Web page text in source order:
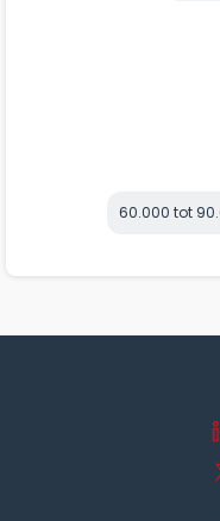
60.000 tot